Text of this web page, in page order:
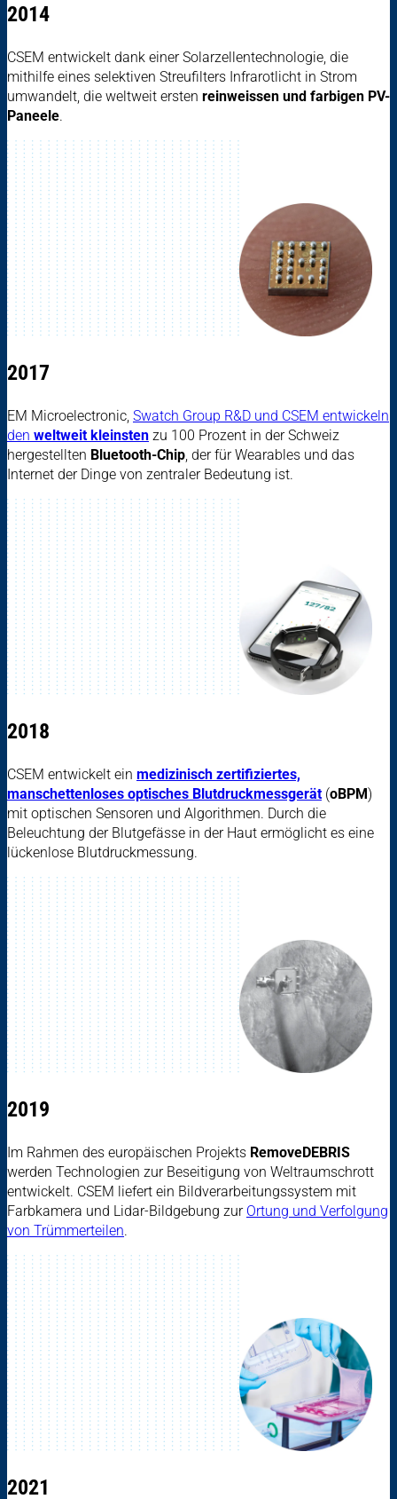
2014
CSEM entwickelt dank einer Solarzellentechnologie, die
mithilfe eines selektiven Streufilters Infrarotlicht in Strom
umwandelt, die weltweit ersten reinweissen und farbigen PV-
Paneele.
2017
EM Microelectronic, Swatch Group R&D und CSEM entwickeln
den weltweit kleinsten zu 100 Prozent in der Schweiz
hergestellten Bluetooth-Chip , der für Wearables und das
Internet der Dinge von zentraler Bedeutung ist.
2018
CSEM entwickelt ein medizinisch zertifiziertes,
manschettenloses optisches Blutdruckmessgerät(oBPM)
mit optischen Sensoren und Algorithmen. Durch die
Beleuchtung der Blutgefässe in der Haut ermöglicht es eine
lückenlose Blutdruckmessung.
2019
Im Rahmen des europäischen Projekts RemoveDEBRIS
werden Technologien zur Beseitigung von Weltraumschrott
entwickelt. CSEM liefert ein Bildverarbeitungssystem mit
Farbkamera und Lidar-Bildgebung zur Ortung und Verfolgung
von Trümmerteilen.
2021